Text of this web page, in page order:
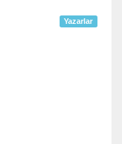
Yazarlar